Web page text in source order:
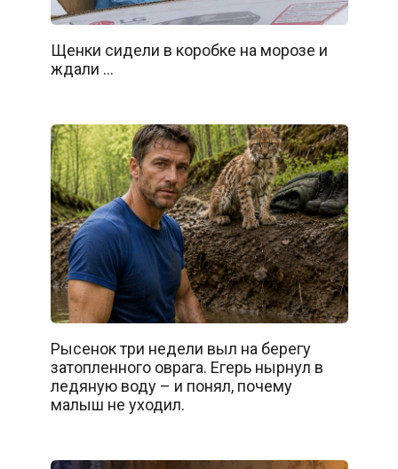
Щенки сидели в коробке на морозе и
ждали …
Рысенок три недели выл на берегу
затопленного оврага. Егерь нырнул в
ледяную воду – и понял, почему
малыш не уходил.